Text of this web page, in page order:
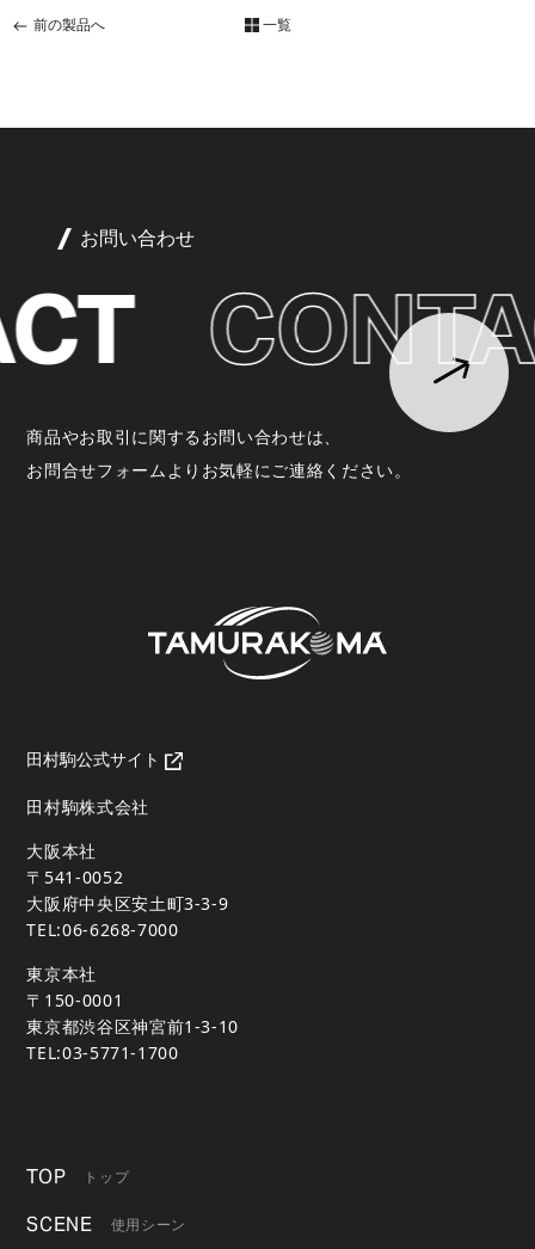
前の製品へ 一覧
お問い合わせ
商品やお取引に関するお問い合わせは、
お問合せフォームよりお気軽にご連絡ください。
田村駒公式サイト
田村駒株式会社
大阪本社
〒541-0052
大阪府中央区安土町3-3-9
TEL:06-6268-7000
東京本社
〒150-0001
東京都渋谷区神宮前1-3-10
TEL:03-5771-1700
TOP トップ
SCENE 使用シーン